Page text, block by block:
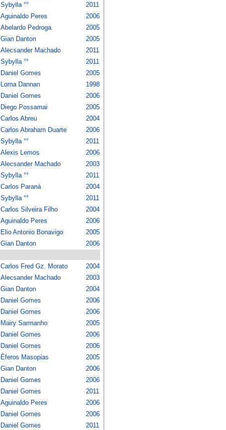
Sybylla °°
2011
Aguinaldo Peres
2006
Abelardo Pedroga
2005
Gian Danton
2005
Alecsander Machado
2011
Sybylla °°
2011
Daniel Gomes
2005
Lorna Dannan
1998
Daniel Gomes
2006
Diego Possamai
2005
Carlos Abreu
2004
Carlos Abraham Duarte
2006
Sybylla °°
2011
Alexis Lemos
2006
Alecsander Machado
2003
Sybylla °°
2011
Carlos Paraná
2004
Sybylla °°
2011
Carlos Silveira Filho
2004
Aguinaldo Peres
2006
Elio Antonio Bonavigo
2005
Gian Danton
2006
Carlos Fred Gz. Morato
2004
Alecsander Machado
2003
Gian Danton
2004
Daniel Gomes
2006
Daniel Gomes
2006
Mairy Sarmanho
2005
Daniel Gomes
2006
Daniel Gomes
2006
Êferos Masopias
2005
Gian Danton
2006
Daniel Gomes
2006
Daniel Gomes
2011
Aguinaldo Peres
2006
Daniel Gomes
2006
Daniel Gomes 2011